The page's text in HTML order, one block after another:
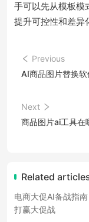
手可以先从模板模
提升可控性和差异
Previous
AI商品图片替换软
Next
商品图片ai工具在
Related
电商大促AI备战指
打赢大促战